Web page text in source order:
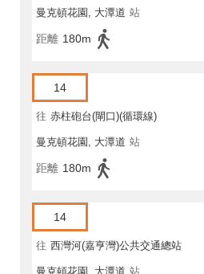
曼克頓花園, 大潭道 站
距離 180m
14
往 赤柱砲台(閘口)(循環線)
曼克頓花園, 大潭道 站
距離 180m
14
往 西灣河(嘉亨灣)公共交通總站
曼克頓花園, 大潭道 站